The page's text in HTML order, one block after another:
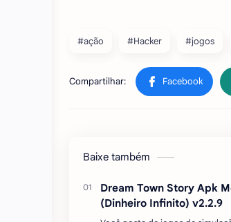
#ação #Hacker #jogos
Baixe também
Dream Town Story Apk
(Dinheiro Infinito) v2.2.9